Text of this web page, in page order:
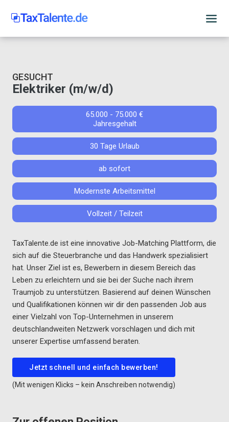
GESUCHT
Elektriker (m/w/d)
65.000 - 75.000 €
Jahresgehalt
30 Tage Urlaub
ab sofort
Modernste Arbeitsmittel
Vollzeit / Teilzeit
TaxTalente.de ist eine innovative Job-Matching Plattform, die
sich auf die Steuerbranche und das Handwerk spezialisiert
hat. Unser Ziel ist es, Bewerbern in diesem Bereich das
Leben zu erleichtern und sie bei der Suche nach ihrem
Traumjob zu unterstützen. Basierend auf deinen Wünschen
und Qualifikationen können wir dir den passenden Job aus
einer Vielzahl von Top-Unternehmen in unserem
deutschlandweiten Netzwerk vorschlagen und dich mit
unserer Expertise umfassend beraten.
Jetzt schnell und einfach bewerben!
(Mit wenigen Klicks – kein Anschreiben notwendig)